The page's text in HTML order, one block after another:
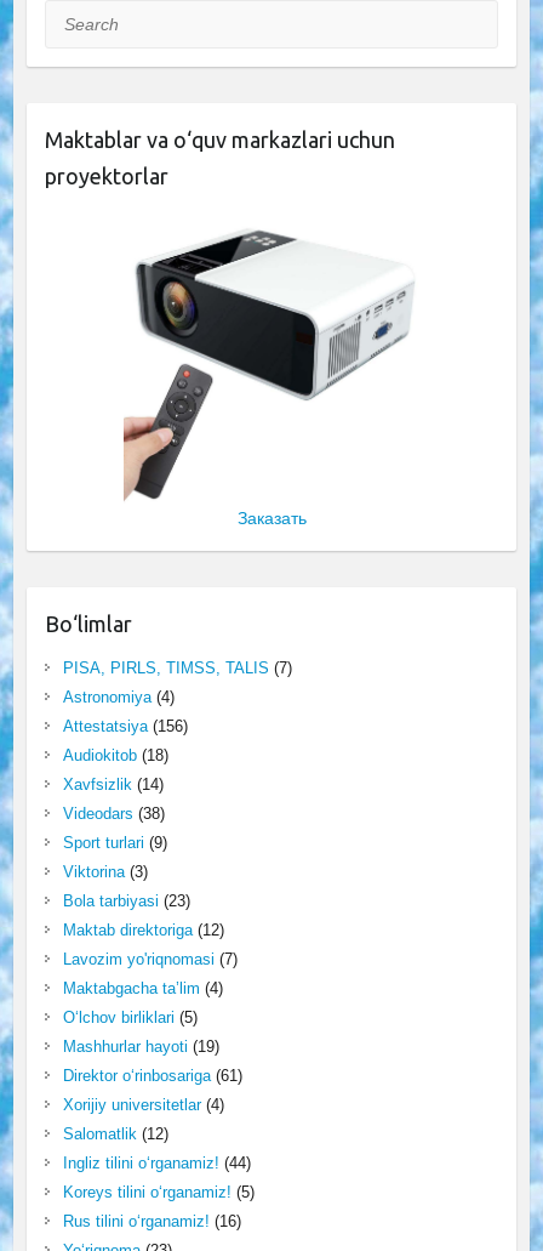
Search
Maktablar va o‘quv markazlari uchun
proyektorlar
Заказать
Bo‘limlar
PISA, PIRLS, TIMSS, TALIS (7)
Astronomiya(4)
Attestatsiya(156)
Audiokitob(18)
Xavfsizlik (14)
Videodars (38)
Sport turlari (9)
Viktorina(3)
Bola tarbiyasi (23)
Maktab direktoriga(12)
Lavozim yo'riqnomasi (7)
Maktabgacha ta’lim (4)
O‘lchov birliklari (5)
Mashhurlar hayoti (19)
Direktor o‘rinbosariga(61)
Xorijiy universitetlar(4)
Salomatlik (12)
Ingliz tilini o‘rganamiz! (44)
Koreys tilini o‘rganamiz! (5)
Rus tilini o‘rganamiz! (16)